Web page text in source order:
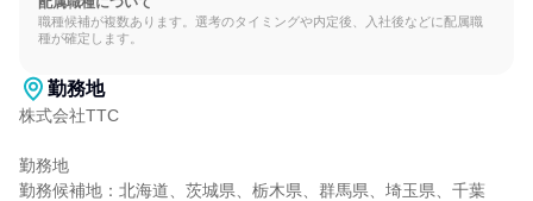
職種候補が複数あります。選考のタイミングや内定後、入社後などに配属職
種が確定します。
勤務地
株式会社TTC
勤務地
勤務候補地：北海道、茨城県、栃木県、群馬県、埼玉県、千葉